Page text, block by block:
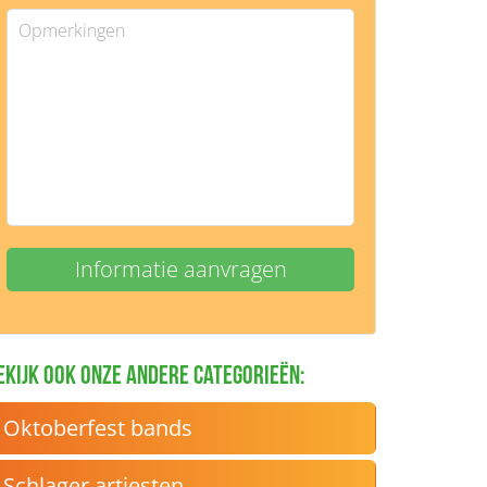
ook onze andere categorieën:
Oktoberfest bands